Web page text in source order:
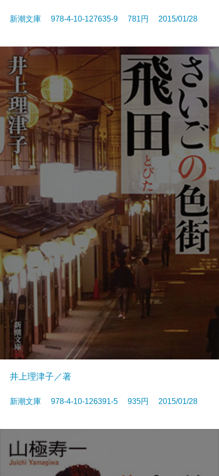
新潮文庫 978-4-10-127635-9 781円 2015/01/28
井上理津子／著
新潮文庫 978-4-10-126391-5 935円 2015/01/28